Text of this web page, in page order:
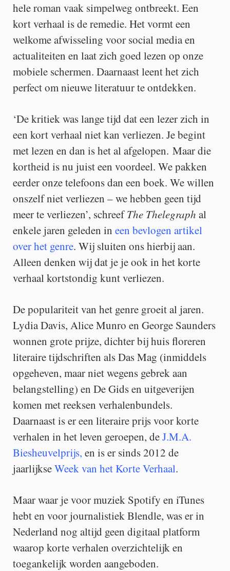
hele roman vaak simpelweg ontbreekt. Een
kort verhaal is de remedie. Het vormt een
welkome afwisseling voor social media en
actualiteiten en laat zich goed lezen op onze
mobiele schermen. Daarnaast leent het zich
perfect om nieuwe literatuur te ontdekken.
‘De kritiek was lange tijd dat een lezer zich in
een kort verhaal niet kan verliezen. Je begint
met lezen en dan is het al afgelopen. Maar die
kortheid is nu juist een voordeel. We pakken
eerder onze telefoons dan een boek. We willen
onszelf niet verliezen – we hebben geen tijd
meer te verliezen’, schreefThe Thelegraph al
enkele jaren geleden in een bevlogen artikel
over het genre. Wij sluiten ons hierbij aan.
Alleen denken wij dat je je ook in het korte
verhaal kortstondig kunt verliezen.
De populariteit van het genre groeit al jaren.
Lydia Davis, Alice Munro en George Saunders
wonnen grote prijze, dichter bij huis floreren
literaire tijdschriften als Das Mag (inmiddels
opgeheven, maar niet wegens gebrek aan
belangstelling) en De Gids en uitgeverijen
komen met reeksen verhalenbundels.
Daarnaast is er een literaire prijs voor korte
verhalen in het leven geroepen, deJ.M.A.
Biesheuvelprijs, en is er sinds 2012 de
jaarlijkseWeek van het Korte Verhaal.
Maar waar je voor muziek Spotify en iTunes
hebt en voor journalistiek Blendle, was er in
Nederland nog altijd geen digitaal platform
waarop korte verhalen overzichtelijk en
toegankelijk worden aangeboden.